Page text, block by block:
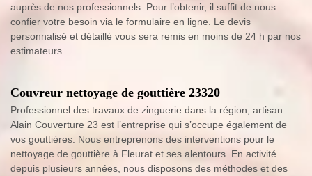
auprès de nos professionnels. Pour l’obtenir, il suffit de nous
confier votre besoin via le formulaire en ligne. Le devis
personnalisé et détaillé vous sera remis en moins de 24 h par nos
estimateurs.
Couvreur nettoyage de gouttière 23320
Professionnel des travaux de zinguerie dans la région, artisan
Alain Couverture 23 est l’entreprise qui s’occupe également de
vos gouttières. Nous entreprenons des interventions pour le
nettoyage de gouttière à Fleurat et ses alentours. En activité
depuis plusieurs années, nous disposons des méthodes et des